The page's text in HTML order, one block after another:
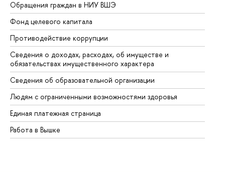
Обращения граждан в НИУ ВШЭ
Фонд целевого капитала
Противодействие коррупции
Сведения о доходах, расходах, об имуществе и
обязательствах имущественного характера
Сведения об образовательной организации
Людям с ограниченными возможностями здоровья
Единая платежная страница
Работа в Вышке